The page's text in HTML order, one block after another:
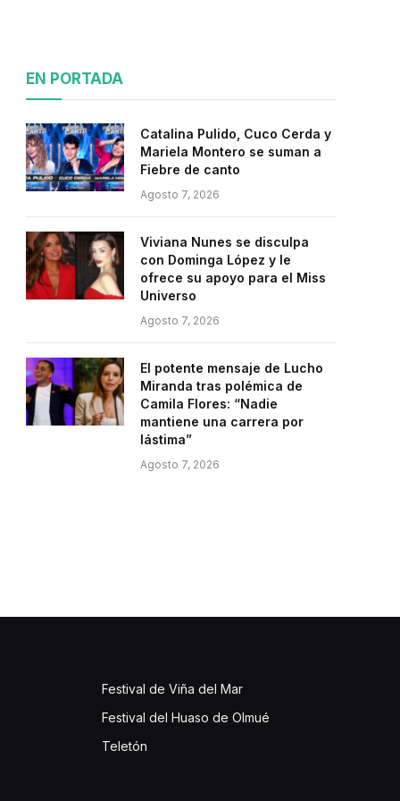
EN PORTADA
Catalina Pulido, Cuco Cerda y
Mariela Montero se suman a
Fiebre de canto
Agosto 7, 2026
Viviana Nunes se disculpa
con Dominga López y le
ofrece su apoyo para el Miss
Universo
Agosto 7, 2026
El potente mensaje de Lucho
Miranda tras polémica de
Camila Flores: “Nadie
mantiene una carrera por
lástima”
Agosto 7, 2026
Festival de Viña del Mar
Festival del Huaso de Olmué
Teletón